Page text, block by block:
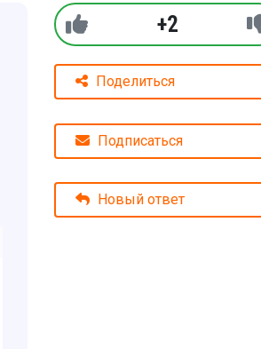
+2
Поделиться
Подписаться
Новый ответ